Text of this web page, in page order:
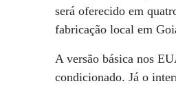
será oferecido em
fabricação local em
A versão básica nos
condicionado. Já o